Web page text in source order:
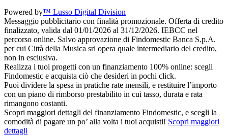
Powered by™ Lusso Digital Division
Messaggio pubblicitario con finalità promozionale. Offerta di credito
finalizzato, valida dal 01/01/2026 al 31/12/2026. IEBCC nel
percorso online. Salvo approvazione di Findomestic Banca S.p.A.
per cui Città della Musica srl opera quale intermediario del credito,
non in esclusiva.
Realizza i tuoi progetti con un finanziamento 100% online: scegli
Findomestic e acquista ciò che desideri in pochi click.
Puoi dividere la spesa in pratiche rate mensili, e restituire l’importo
con un piano di rimborso prestabilito in cui tasso, durata e rata
rimangono costanti.
Scopri maggiori dettagli del finanziamento Findomestic, e scegli la
comodità di pagare un po’ alla volta i tuoi acquisti! Scopri maggiori
dettagli